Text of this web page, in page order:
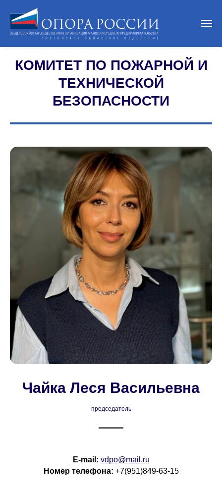
КОМИТЕТ ПО ПОЖАРНОЙ И
ТЕХНИЧЕСКОЙ
БЕЗОПАСНОСТИ
Чайка Леся Васильевна
председатель
E-mail: vdpo@mail.ru
Номер телефона: +7(951)849-63-15